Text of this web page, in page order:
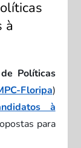
à
Políticas
Floripa)
à
para